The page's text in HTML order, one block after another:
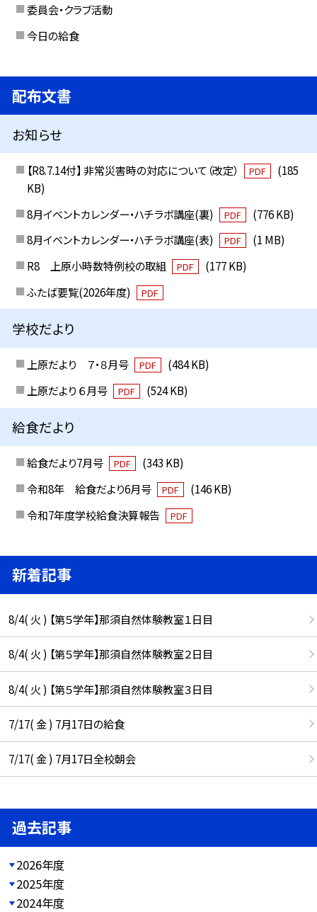
委員会・クラブ活動
今日の給食
配布文書
お知らせ
【R8.7.14付】 非常災害時の対応について（改定） PDF
(185
KB)
8月イベントカレンダー・ハチラボ講座(裏)
PDF
(776 KB)
8月イベントカレンダー・ハチラボ講座(表)
PDF
(1 MB)
R8 上原小時数特例校の取組
PDF
(177 KB)
ふたば要覧(2026年度)
PDF
学校だより
上原だより ７・８月号 PDF
(484 KB)
上原だより ６月号
PDF (524 KB)
給食だより
給食だより7月号 PDF
(343 KB)
令和8年 給食だより6月号
PDF
(146 KB)
令和7年度学校給食決算報告
PDF
新着記事
8/4( 火 ) 【第５学年】那須自然体験教室１日目
8/4( 火 ) 【第５学年】那須自然体験教室２日目
8/4( 火 ) 【第５学年】那須自然体験教室３日目
7/17( 金 ) 7月17日の給食
7/17( 金 ) 7月17日全校朝会
過去記事
2026年度
2025年度
2024年度